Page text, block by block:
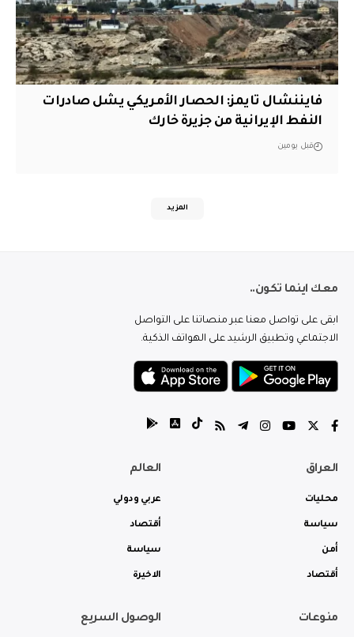
فايننشال تايمز: الحصار الأمريكي يشل صادرات
النفط الإيرانية من جزيرة خارك
قبل يومين
المزيد
معك اينما تكون..
ابقى على تواصل معنا عبر منصاتنا على التواصل
الاجتماعي وتطبيق الرشيد على الهواتف الذكية.
العراق
محليات
سياسة
أمن
أقتصاد
العالم
عربي ودولي
أقتصاد
سياسة
الاخيرة
منوعات الوصول السريع